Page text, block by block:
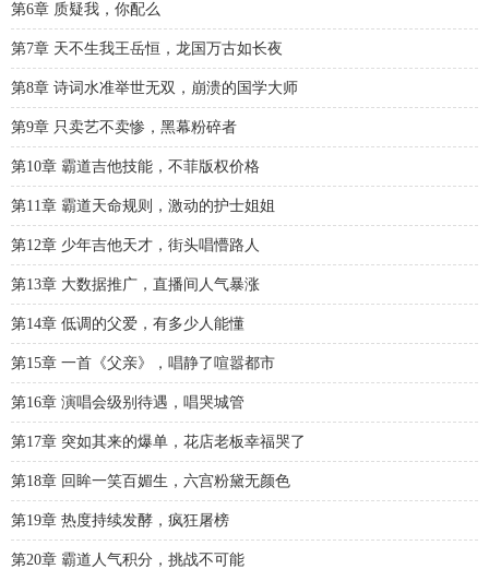
第6章 质疑我，你配么
第7章 天不生我王岳恒，龙国万古如长夜
第8章 诗词水准举世无双，崩溃的国学大师
第9章 只卖艺不卖惨，黑幕粉碎者
第10章 霸道吉他技能，不菲版权价格
第11章 霸道天命规则，激动的护士姐姐
第12章 少年吉他天才，街头唱懵路人
第13章 大数据推广，直播间人气暴涨
第14章 低调的父爱，有多少人能懂
第15章 一首《父亲》，唱静了喧嚣都市
第16章 演唱会级别待遇，唱哭城管
第17章 突如其来的爆单，花店老板幸福哭了
第18章 回眸一笑百媚生，六宫粉黛无颜色
第19章 热度持续发酵，疯狂屠榜
第20章 霸道人气积分，挑战不可能